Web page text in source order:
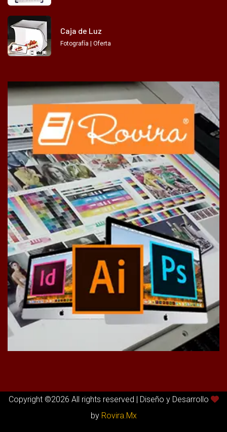
Caja de Luz
Fotografía | Oferta
Copyright ©2026 All rights reserved | Diseño y Desarrollo
by Rovira.Mx